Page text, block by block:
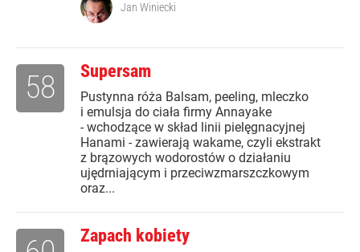
Jan Winiecki
Supersam
Pustynna róża Balsam, peeling, mleczko
i emulsja do ciała firmy Annayake
- wchodzące w skład linii pielęgnacyjnej
Hanami - zawierają wakame, czyli ekstrakt
z brązowych wodorostów o działaniu
ujędrniającym i przeciwzmarszczkowym
oraz...
58
Zapach kobiety